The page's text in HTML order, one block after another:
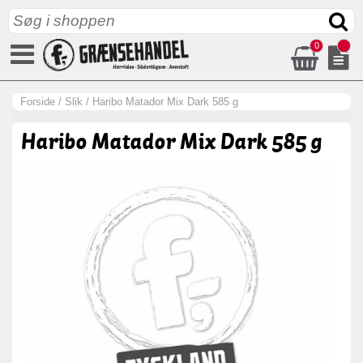
0
Forside / Slik / Haribo Matador Mix Dark 585 g
Haribo Matador Mix Dark 585 g